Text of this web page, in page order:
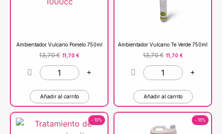
Ambientador Vulcano Pomelo 750ml
13,70€ 11,70 €
Añadir al carrito
Ambientador Vulcano Te Verde 750ml
13,70€ 11,70 €
Añadir al carrito
- 19% - 16%